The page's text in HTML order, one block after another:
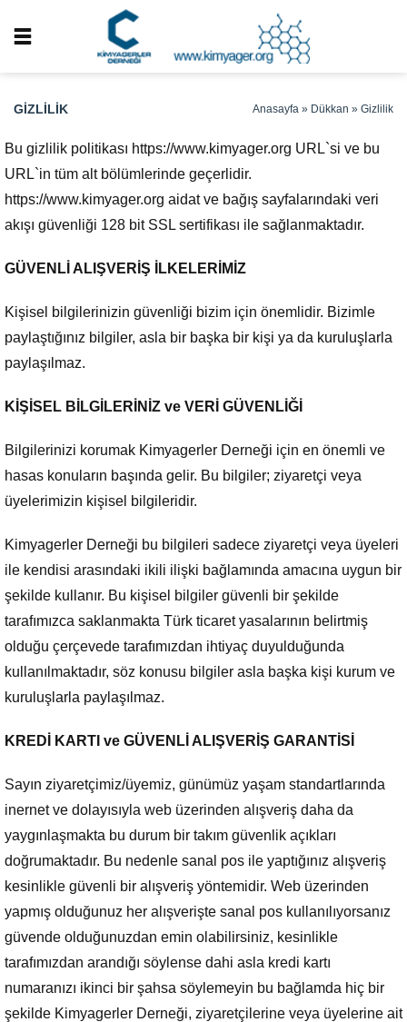
GIZLILIK Anasayfa » Dükkan » Gizlilik
Bu gizlilik politikası https://www.kimyager.org URL`si ve bu
URL`in tüm alt bölümlerinde geçerlidir.
https://www.kimyager.org aidat ve bağış sayfalarındaki veri
akışı güvenliği 128 bit SSL sertifikası ile sağlanmaktadır.
GÜVENLİ ALIŞVERİŞ İLKELERİMİZ
Kişisel bilgilerinizin güvenliği bizim için önemlidir. Bizimle
paylaştığınız bilgiler, asla bir başka bir kişi ya da kuruluşlarla
paylaşılmaz.
KİŞİSEL BİLGİLERİNİZ ve VERİ GÜVENLİĞİ
Bilgilerinizi korumak Kimyagerler Derneği için en önemli ve
hasas konuların başında gelir. Bu bilgiler; ziyaretçi veya
üyelerimizin kişisel bilgileridir.
Kimyagerler Derneği bu bilgileri sadece ziyaretçi veya üyeleri
ile kendisi arasındaki ikili ilişki bağlamında amacına uygun bir
şekilde kullanır. Bu kişisel bilgiler güvenli bir şekilde
tarafımızca saklanmakta Türk ticaret yasalarının belirtmiş
olduğu çerçevede tarafımızdan ihtiyaç duyulduğunda
kullanılmaktadır, söz konusu bilgiler asla başka kişi kurum ve
kuruluşlarla paylaşılmaz.
KREDİ KARTI ve GÜVENLİ ALIŞVERİŞ GARANTİSİ
Sayın ziyaretçimiz/üyemiz, günümüz yaşam standartlarında
inernet ve dolayısıyla web üzerinden alışveriş daha da
yaygınlaşmakta bu durum bir takım güvenlik açıkları
doğrumaktadır. Bu nedenle sanal pos ile yaptığınız alışveriş
kesinlikle güvenli bir alışveriş yöntemidir. Web üzerinden
yapmış olduğunuz her alışverişte sanal pos kullanılıyorsanız
güvende olduğunuzdan emin olabilirsiniz, kesinlikle
tarafımızdan arandığı söylense dahi asla kredi kartı
numaranızı ikinci bir şahsa söylemeyin bu bağlamda hiç bir
şekilde Kimyagerler Derneği, ziyaretçilerine veya üyelerine ait